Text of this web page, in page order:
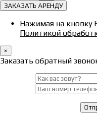
ЗАКАЗАТЬ АРЕНДУ
Нажимая на кнопку
Политикой
×
Заказать обратный